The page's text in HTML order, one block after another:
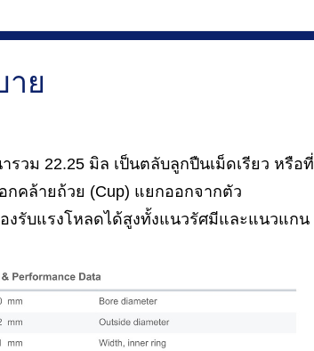
าย
รวม 22.25 มิล เป็นตลับลูกปืนเม็ดเรียว หรือที่
กคล้ายถ้วย (Cup) แยกออกจากตัว
งรับแรงโหลดได้สูงทั้งแนวรัศมีและแนวแกน